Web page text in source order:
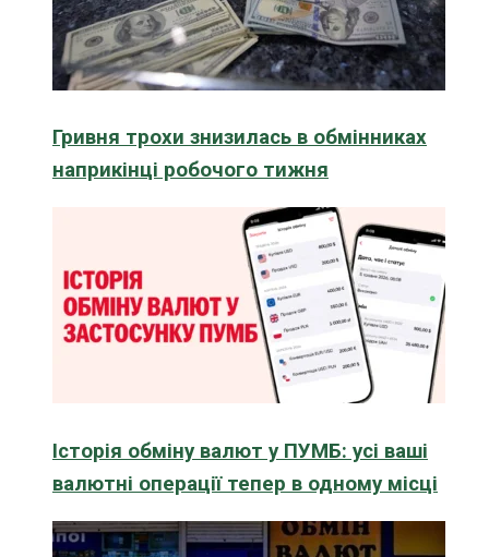
Гривня трохи знизилась в обмінниках
наприкінці робочого тижня
Історія обміну валют у ПУМБ: усі ваші
валютні операції тепер в одному місці